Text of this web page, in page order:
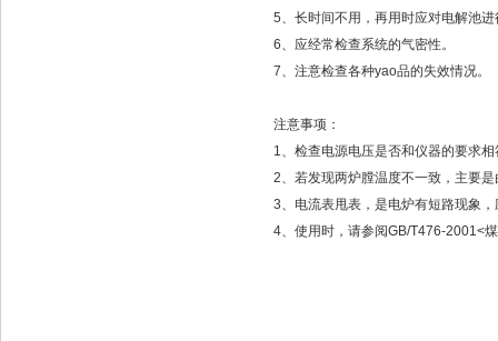
5、长时间不用，再用时应对电解池
6、应经常检查系统的气密性。
7、注意检查各种yao品的失效情况。
注意事项：
1、检查电源电压是否和仪器的要求
2、若发现两炉膛温度不一致，主要
3、电流表甩表，是电炉有短路现象
4、使用时，请参阅GB/T476-2001<